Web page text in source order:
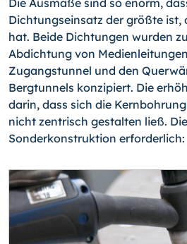
Die Ausmaße sind so enorm,
Dichtungseinsatz der größte ist,
hat. Beide Dichtungen wurden
Abdichtung von
Zugangstunnel und den
Bergtunnels konzipiert. Die
darin, dass sich die
nicht zentrisch gestalten ließ.
Sonderkonstruktion erforderlich: